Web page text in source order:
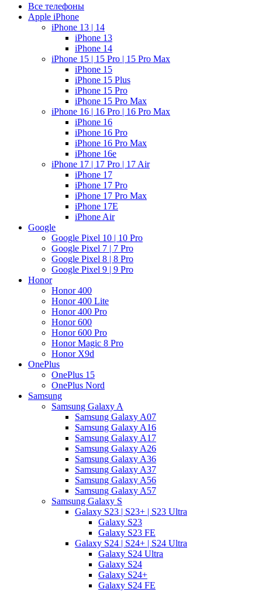
Все телефоны
Apple iPhone
iPhone 13 | 14
iPhone 13
iPhone 14
iPhone 15 | 15 Pro | 15 Pro Max
iPhone 15
iPhone 15 Plus
iPhone 15 Pro
iPhone 15 Pro Max
iPhone 16 | 16 Pro | 16 Pro Max
iPhone 16
iPhone 16 Pro
iPhone 16 Pro Max
iPhone 16e
iPhone 17 | 17 Pro | 17 Air
iPhone 17
iPhone 17 Pro
iPhone 17 Pro Max
iPhone 17E
iPhone Air
Google
Google Pixel 10 | 10 Pro
Google Pixel 7 | 7 Pro
Google Pixel 8 | 8 Pro
Google Pixel 9 | 9 Pro
Honor
Honor 400
Honor 400 Lite
Honor 400 Pro
Honor 600
Honor 600 Pro
Honor Magic 8 Pro
Honor X9d
OnePlus
OnePlus 15
OnePlus Nord
Samsung
Samsung Galaxy A
Samsung Galaxy A07
Samsung Galaxy A16
Samsung Galaxy A17
Samsung Galaxy A26
Samsung Galaxy A36
Samsung Galaxy A37
Samsung Galaxy A56
Samsung Galaxy A57
Samsung Galaxy S
Galaxy S23 | S23+ | S23 Ultra
Galaxy S23
Galaxy S23 FE
Galaxy S24 | S24+ | S24 Ultra
Galaxy S24 Ultra
Galaxy S24
Galaxy S24+
Galaxy S24 FE